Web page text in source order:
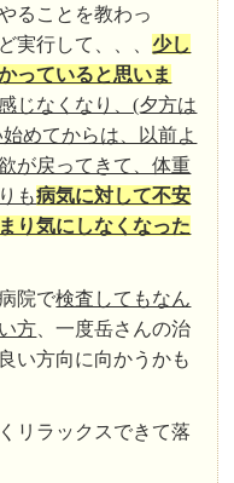
ることを教わっ
実行して、、、 少し
っていると思いま
じなくなり、(夕方は
めてからは、以前よ
が戻ってきて、体重
も病気に対して不安
り気にしなくなった
院で検査してもなん
方 、一度岳さんの治
い方向に向かうかも
リラックスできて落